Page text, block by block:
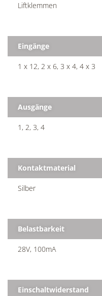
Liftklemmen
Eingänge
1 x 12, 2 x 6, 3 x 4, 4 x 3
Ausgänge
1, 2, 3, 4
Kontaktmaterial
Silber
Belastbarkeit
28V, 100mA
Einschaltwiderstand